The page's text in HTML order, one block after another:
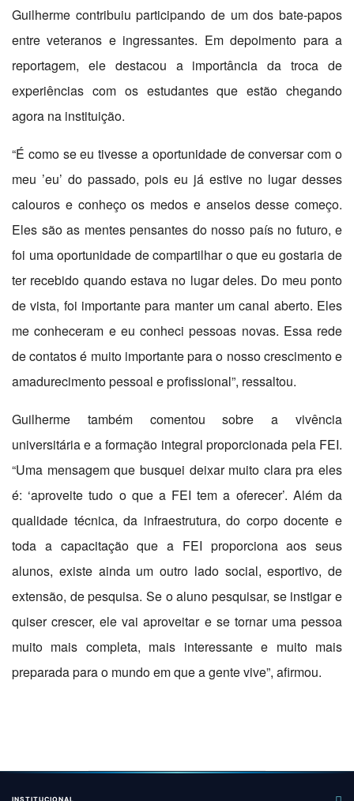
Guilherme contribuiu participando de um dos bate-papos
entre veteranos e ingressantes. Em depoimento para a
reportagem, ele destacou a importância da troca de
experiências com os estudantes que estão chegando
agora na instituição.
“É como se eu tivesse a oportunidade de conversar com o
meu ’eu’ do passado, pois eu já estive no lugar desses
calouros e conheço os medos e anseios desse começo.
Eles são as mentes pensantes do nosso país no futuro, e
foi uma oportunidade de compartilhar o que eu gostaria de
ter recebido quando estava no lugar deles. Do meu ponto
de vista, foi importante para manter um canal aberto. Eles
me conheceram e eu conheci pessoas novas. Essa rede
de contatos é muito importante para o nosso crescimento e
amadurecimento pessoal e profissional”, ressaltou.
Guilherme também comentou sobre a vivência
universitária e a formação integral proporcionada pela FEI.
“Uma mensagem que busquei deixar muito clara pra eles
é: ‘aproveite tudo o que a FEI tem a oferecer’. Além da
qualidade técnica, da infraestrutura, do corpo docente e
toda a capacitação que a FEI proporciona aos seus
alunos, existe ainda um outro lado social, esportivo, de
extensão, de pesquisa. Se o aluno pesquisar, se instigar e
quiser crescer, ele vai aproveitar e se tornar uma pessoa
muito mais completa, mais interessante e muito mais
preparada para o mundo em que a gente vive”, afirmou.